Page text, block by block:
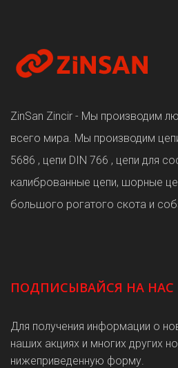
ZinSan Zincir - Мы производим
всего мира. Мы производим
5686 , цепи DIN 766 , цепи для
калиброванные цепи, шорные
большого рогатого скота и
ПОДПИСЫВАЙСЯ НА НАС
Для получения информации о
наших акциях и многих других
нижеприведенную форму.